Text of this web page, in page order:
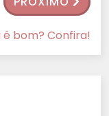
bom? Confira!